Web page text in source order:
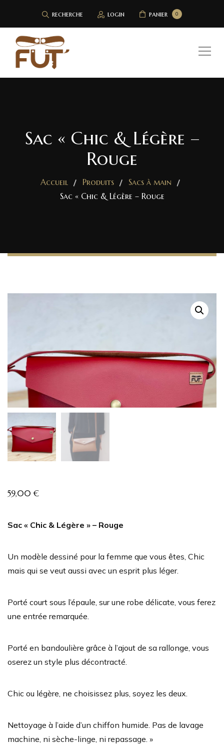
recherche login 0
panier
Sac « Chic & Légère –
Rouge
Accueil Produits
Sacs à main
Sac « Chic & Légère – Rouge
59,00€
Sac « Chic & Légère » – Rouge
Un modèle dessiné pour la femme que vous êtes, Chic
mais qui se veut aussi avec un esprit plus léger.
Porté court sous l’épaule, sur une robe délicate, vous ferez
une entrée remarquée.
Porté en bandoulière grâce à l’ajout de sa rallonge, vous
oserez un style plus décontracté.
Chic ou légère, ne choisissez plus, soyez les deux.
Nettoyage à l’aide d’un chiffon humide. Pas de lavage
machine, ni sèche-linge, ni repassage. »